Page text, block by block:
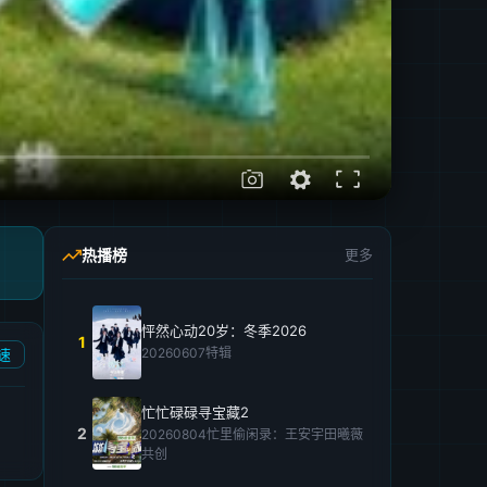
热播榜 更多
1
怦然心动20岁：冬季2026
20260607特辑
2
忙忙碌碌寻宝藏2
20260804忙里偷闲录：王安宇田曦薇
共创